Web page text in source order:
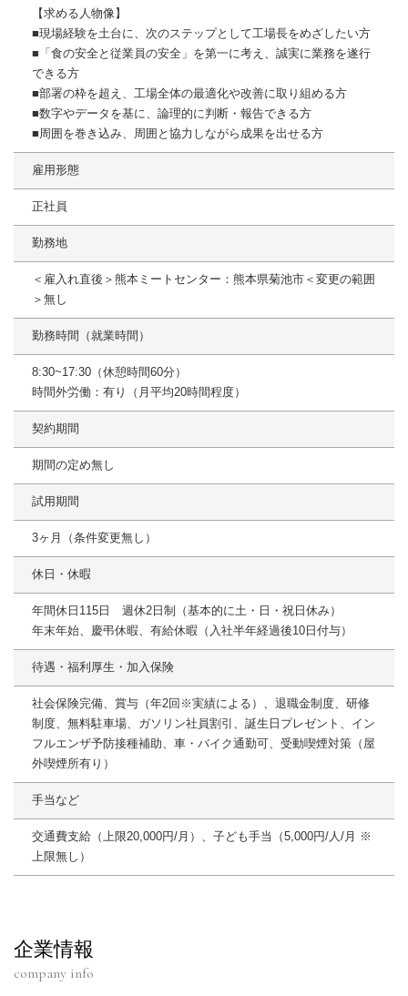
【求める人物像】
■現場経験を土台に、次のステップとして工場長をめざしたい方
■「食の安全と従業員の安全」を第一に考え、誠実に業務を遂行
できる方
■部署の枠を超え、工場全体の最適化や改善に取り組める方
■数字やデータを基に、論理的に判断・報告できる方
■周囲を巻き込み、周囲と協力しながら成果を出せる方
雇用形態
正社員
勤務地
＜雇入れ直後＞熊本ミートセンター：熊本県菊池市＜変更の範囲
＞無し
勤務時間（就業時間）
8:30~17:30（休憩時間60分）
時間外労働：有り（月平均20時間程度）
契約期間
期間の定め無し
試用期間
3ヶ月（条件変更無し）
休日・休暇
年間休日115日 週休2日制（基本的に土・日・祝日休み）
年末年始、慶弔休暇、有給休暇（入社半年経過後10日付与）
待遇・福利厚生・加入保険
社会保険完備、賞与（年2回※実績による）、退職金制度、研修
制度、無料駐車場、ガソリン社員割引、誕生日プレゼント、イン
フルエンザ予防接種補助、車・バイク通勤可、受動喫煙対策（屋
外喫煙所有り）
手当など
交通費支給（上限20,000円/月）、子ども手当（5,000円/人/月 ※
上限無し）
企業情報
company info